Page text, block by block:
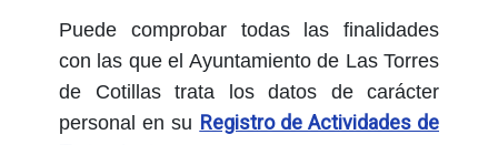
Puede comprobar todas las finalidades
con las que el Ayuntamiento de Las Torres
de Cotillas trata los datos de carácter
personal en su Registro de Actividades de